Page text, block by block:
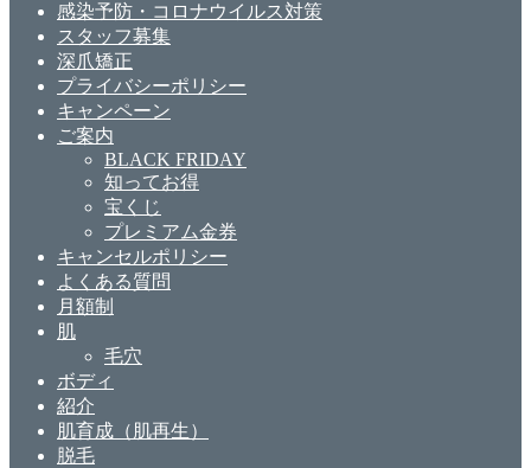
感染予防・コロナウイルス対策
スタッフ募集
深爪矯正
プライバシーポリシー
キャンペーン
ご案内
BLACK FRIDAY
知ってお得
宝くじ
プレミアム金券
キャンセルポリシー
よくある質問
月額制
肌
毛穴
ボディ
紹介
肌育成（肌再生）
脱毛